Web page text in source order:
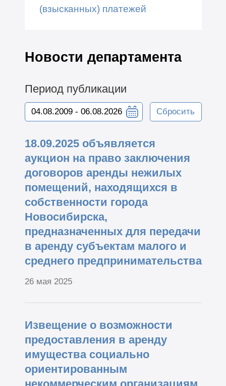
(взысканных) платежей
Новости департамента
Период публикации
Сбросить
18.09.2025 объявляется
аукцион на право заключения
договоров аренды нежилых
помещений, находящихся в
собственности города
Новосибирска,
предназначенных для передачи
в аренду субъектам малого и
среднего предпринимательства
26 мая 2025
Извещение о возможности
предоставления в аренду
имущества социально
ориентированным